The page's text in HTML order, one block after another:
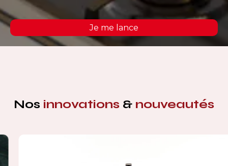
Je me lance
Nos innovations & nouveautés